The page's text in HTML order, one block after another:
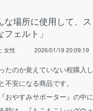
な場所に使用して、
フェルト」
女性 2026/01/19 20:09:19
たのか覚えていない程購入
不安になる商品です。
おやすみサポーター』の中